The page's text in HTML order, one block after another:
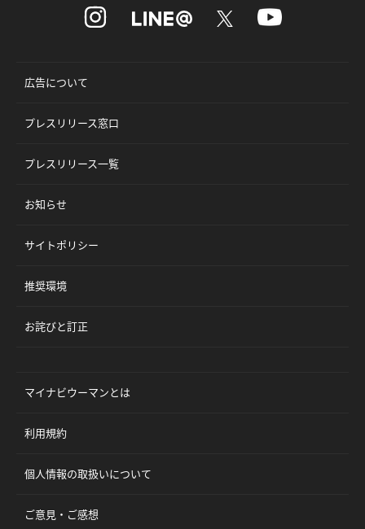
広告について
プレスリリース窓口
プレスリリース一覧
お知らせ
サイトポリシー
推奨環境
お詫びと訂正
マイナビウーマンとは
利用規約
個人情報の取扱いについて
ご意見・ご感想